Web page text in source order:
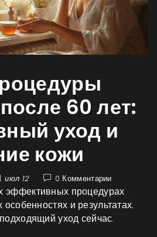
60 лет:
уход и
кожи
июл 12 0 Комментарии
эффективных процедурах
и результатах.
уход сейчас.